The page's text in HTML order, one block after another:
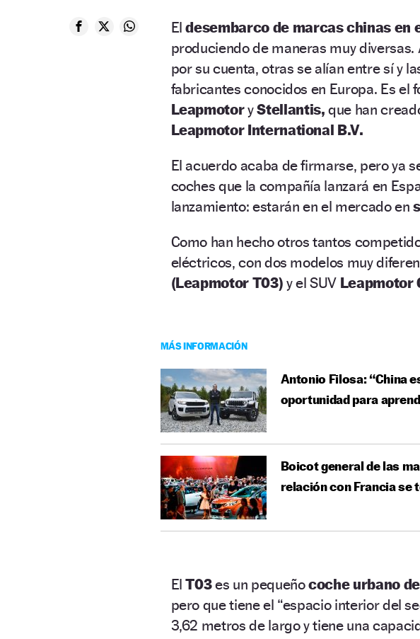
Eldesembarco de marcas chinas en
produciendo de maneras muy
por su cuenta, otras se alían entre sí y
fabricantes conocidos en Europa. Es el
LeapmotoryStellantis, que han
Leapmotor International B.V.
El acuerdo acaba de firmarse, pero ya
coches que la compañía lanzará en
lanzamiento: estarán en el mercado en
Como han hecho otros tantos
eléctricos, con dos modelos muy
(Leapmotor T03) y el SUV Leapmotor
MÁS INFORMACIÓN
Antonio Filosa: “China
oportunidad para
Boicot general de las
relación con Francia se
ElT03es un pequeñocoche urbano
pero que tiene el “espacio interior del
3,62 metros de largo y tiene una